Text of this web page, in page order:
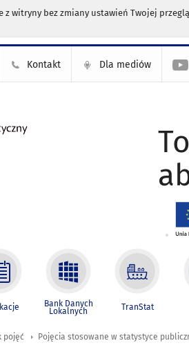
z witryny bez zmiany ustawień Twojej
Kontakt Dla mediów
Bank Danych
Lokalnych TranStat
pojęć Pojęcia stosowane w statystyce